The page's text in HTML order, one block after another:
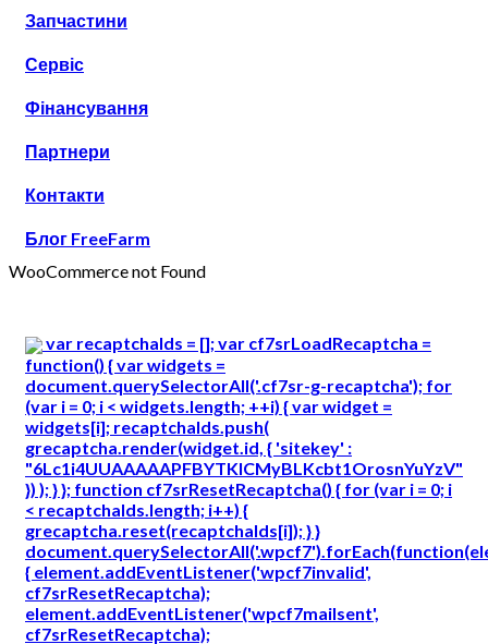
Запчастини
Сервіс
Фінансування
Партнери
Контакти
Блог FreeFarm
WooCommerce not Found
var recaptchaIds = []; var cf7srLoadRecaptcha =
function() { var widgets =
document.querySelectorAll('.cf7sr-g-recaptcha'); for
(var i = 0; i < widgets.length; ++i) { var widget =
widgets[i]; recaptchaIds.push(
grecaptcha.render(widget.id, { 'sitekey' :
"6Lc1i4UUAAAAAPFBYTKICMyBLKcbt1OrosnYuYzV"
}) ); } }; function cf7srResetRecaptcha() { for (var i = 0; i
< recaptchaIds.length; i++) {
grecaptcha.reset(recaptchaIds[i]); } }
{ element.addEventListener('wpcf7invalid',
cf7srResetRecaptcha);
element.addEventListener('wpcf7mailsent',
cf7srResetRecaptcha);